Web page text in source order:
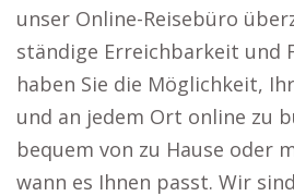
unser Online-Reisebüro
ständige Erreichbarkeit und
haben Sie die Möglichkeit,
und an jedem Ort online zu
bequem von zu Hause oder
wann es Ihnen passt. Wir